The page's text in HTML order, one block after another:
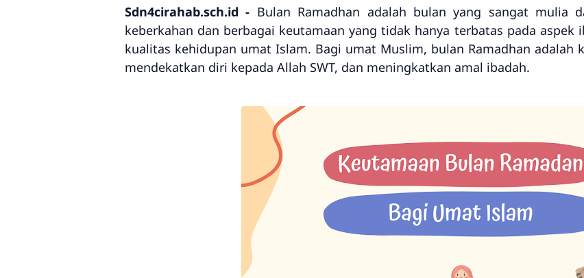
Sdn4cirahab.sch.id - Bulan Ramadhan adalah bulan yang sangat mulia
keberkahan dan berbagai keutamaan yang tidak hanya terbatas pada
kualitas kehidupan umat Islam. Bagi umat Muslim, bulan Ramadhan adalah
mendekatkan diri kepada Allah SWT, dan meningkatkan amal ibadah.